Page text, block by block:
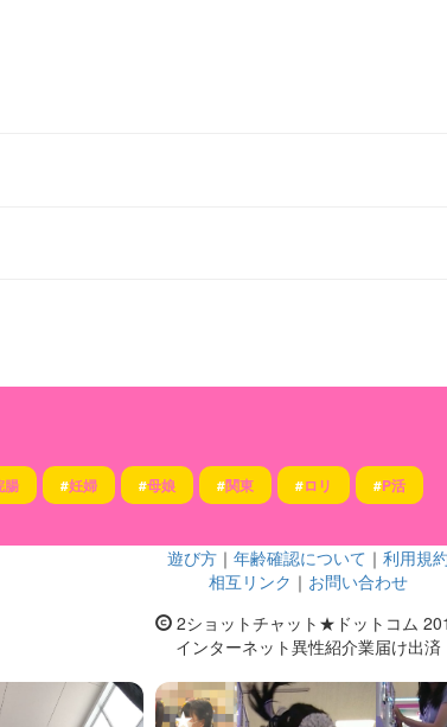
腸 #妊婦 #母娘 #関東 #ロリ #P活
遊び方 ｜ 年齢確認について ｜ 利用規約
相互リンク ｜ お問い合わせ
2ショットチャット★ドットコム
インターネット異性紹介業届け出済